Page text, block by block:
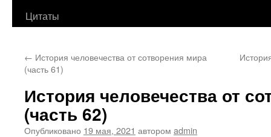
Цитаты
← История человечества от сотворения мира
(часть 61)
История человечества от
(часть 62)
Опубликовано 19 мая, 2021 автором admin